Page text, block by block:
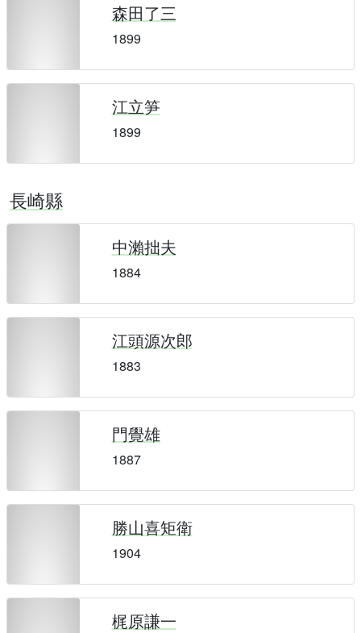
森田了三
1899
江立笋
1899
長崎縣
中瀨拙夫
1884
江頭源次郎
1883
門覺雄
1887
勝山喜矩衛
1904
梶原謙一